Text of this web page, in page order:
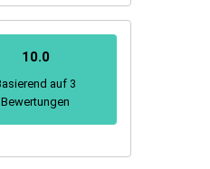
10.0
auf 3
Bewertungen